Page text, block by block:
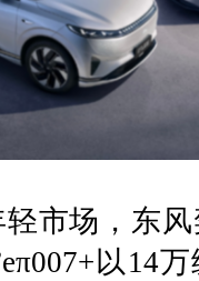
市场，东风
eπ007+以14万